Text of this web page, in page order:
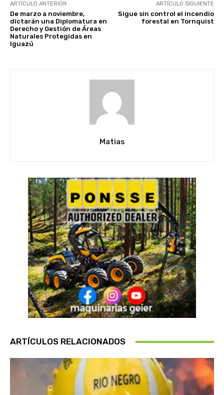
ARTÍCULO ANTERIOR
De marzo a noviembre,
dictarán una Diplomatura en
Derecho y Gestión de Áreas
Naturales Protegidas en
Iguazú
ARTÍCULO SIGUIENTE
Sigue sin control el incendio
forestal en Tornquist
Matias
ARTÍCULOS RELACIONADOS